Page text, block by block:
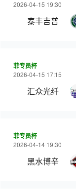
2026-04-15 19:30
泰丰吉普
菲专员杯
2026-04-15 17:15
汇众光纤
菲专员杯
2026-04-14 19:30
黑水博辛